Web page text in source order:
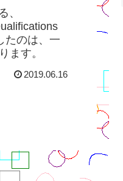
、
たのは、一
ます。
2019.06.16